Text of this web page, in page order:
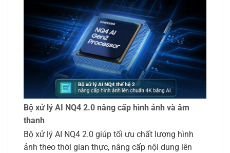
Bộ xử lý AI NQ4 2.0 nâng cấp hình ảnh và âm
thanh
Bộ xử lý AI NQ4 2.0 giúp tối ưu chất lượng hình
ảnh theo thời gian thực, nâng cấp nội dung lên